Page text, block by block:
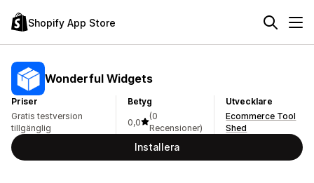
Shopify App Store
Wonderful Widgets
Priser
Gratis testversion
tillgänglig
Betyg
0,0
(0
Recensioner)
Utvecklare
Ecommerce Tool
Shed
Installera